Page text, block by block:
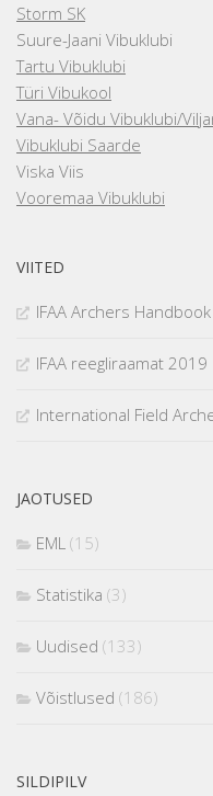
Storm SK
Suure-Jaani Vibuklubi
Tartu Vibuklubi
Türi Vibukool
Vana- Võidu Vibuklubi/
Vibuklubi Saarde
Viska Viis
Vooremaa Vibuklubi
VIITED
IFAA Archers
IFAA reegliraamat 2019
International Field
JAOTUSED
EML (15)
Statistika (3)
Uudised (133)
Võistlused (186)
SILDIPILV